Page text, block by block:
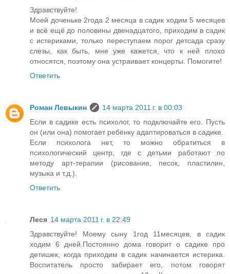
Здравствуйте!
Моей доченьке 2года 2 месяца в садик ходим 5 месяцев
и всё ещё до половины двенадцатого, приходим в садик
с истериками, только переступаем порог детсада сразу
слезы, как быть, мне уже кажется, что к ней плохо
относятся, поэтому она устраивает концерты. Помогите!
Ответить
Роман Левыкин
14 марта 2011 г. в 00:03
Если в садике есть психолог, то подключайте его. Пусть
он (или она) помогает ребёнку адаптироваться в садике.
Если психолога нет, то можно обратиться в
психологический центр, где с детьми работают по
методу арт-терапии (рисование, песок, пластилин,
музыка и т.д.).
Ответить
Леся 14 марта 2011 г. в 22:49
Здравствуйте! Моему сыну 1год 11месяцев, в садик
ходим 6 дней.Постоянно дома говорит о садике про
детишек, когда приходим в садик начинается истерика.
Воспитатель просто забирает его, потом говорят